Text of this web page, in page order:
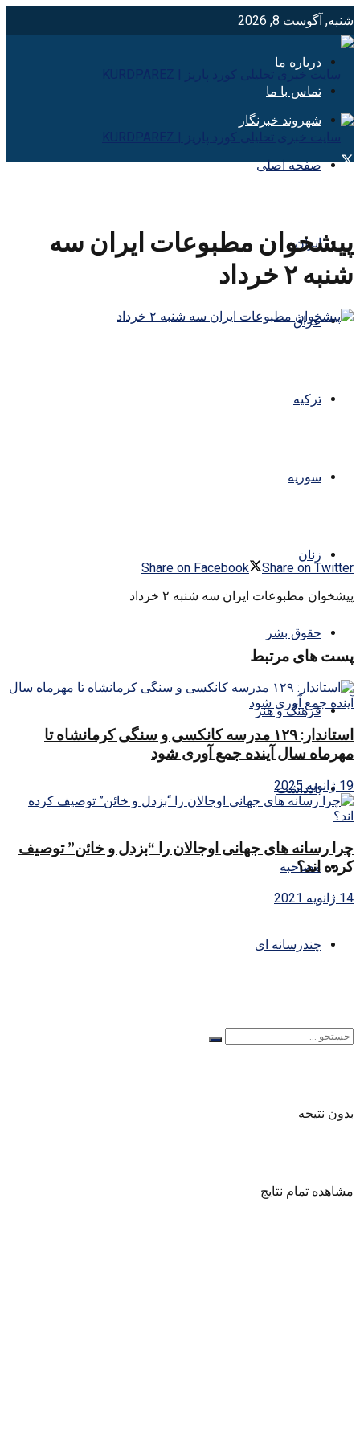
شنبه, آگوست 8, 2026
درباره ما
تماس با ما
شهروند خبرنگار
صفحه اصلی
ایران
عراق
ترکیه
سوریه
زنان
حقوق بشر
فرهنگ و هنر
یادداشت
مصاحبه
چندرسانه ای
بدون نتیجه
مشاهده تمام نتایج
پیشخوان مطبوعات ایران سه
شنبه ۲ خرداد
Share on Facebook
Share on Twitter
پیشخوان مطبوعات ایران سه شنبه ۲ خرداد
پست های مرتبط
استاندار: ۱۲۹ مدرسه کانکسی و سنگی کرمانشاه تا
مهرماه سال آینده جمع آوری شود
19 ژانویه 2025
چرا رسانه های جهانی اوجالان را “بزدل و خائن” توصیف
کرده اند؟
14 ژانویه 2021